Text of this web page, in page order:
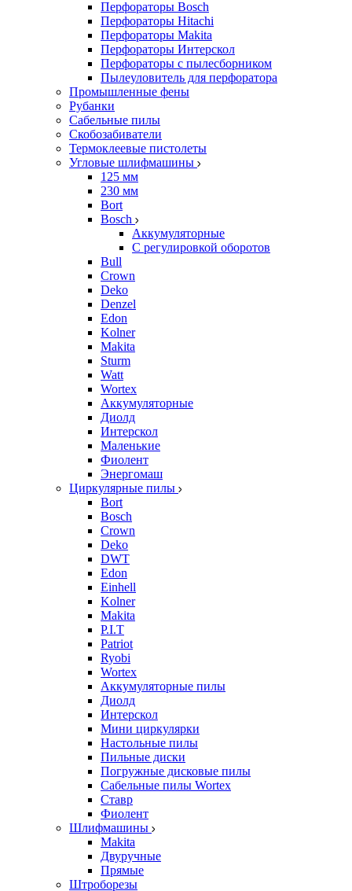
Перфораторы Bosch
Перфораторы Hitachi
Перфораторы Makita
Перфораторы Интерскол
Перфораторы с пылесборником
Пылеуловитель для перфоратора
Промышленные фены
Рубанки
Сабельные пилы
Скобозабиватели
Термоклеевые пистолеты
Угловые шлифмашины
125 мм
230 мм
Bort
Bosch
Аккумуляторные
С регулировкой оборотов
Bull
Crown
Deko
Denzel
Edon
Kolner
Makita
Sturm
Watt
Wortex
Аккумуляторные
Диолд
Интерскол
Маленькие
Фиолент
Энергомаш
Циркулярные пилы
Bort
Bosch
Crown
Deko
DWT
Edon
Einhell
Kolner
Makita
P.I.T
Patriot
Ryobi
Wortex
Аккумуляторные пилы
Диолд
Интерскол
Мини циркулярки
Настольные пилы
Пильные диски
Погружные дисковые пилы
Сабельные пилы Wortex
Ставр
Фиолент
Шлифмашины
Makita
Двуручные
Прямые
Штроборезы